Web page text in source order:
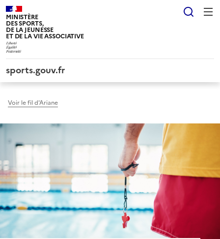
MINISTÈRE
DES SPORTS,
DE LA JEUNESSE
ET DE LA VIE ASSOCIATIVE
sports.gouv.fr
Voir le fil d'Ariane
Panneau de gestion des cookies tarteaucitron